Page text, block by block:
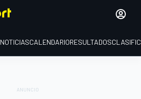
NOTICIASCALENDARIORESULTADOS